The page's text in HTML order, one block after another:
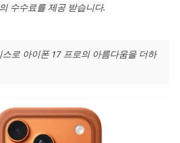
수수료를 제공 받습니다.
로 아이폰 17 프로의 아름다움을 더하